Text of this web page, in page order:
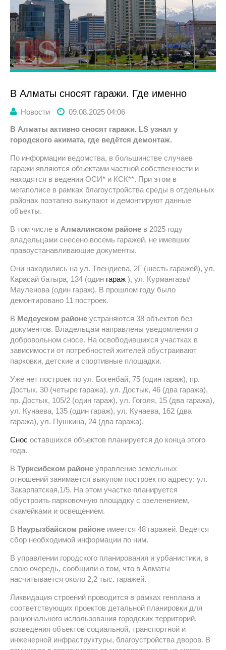
В Алматы сносят гаражи. Где именно
Новости
09.08.2025 04:06
В Алматы активно сносят гаражи. LS узнал у
городского акимата, где ведётся демонтаж.
По информации ведомства, в большинстве случаев
гаражи являются объектами частной собственности и
находятся в ведении ОСИ* и КСК**. При этом в
мегаполисе в рамках благоустройства среды в отдельных
районах поэтапно выкупают и демонтируют данные
объекты.
В том числе в Алмалинском районе в 2025 году
владельцами снесено восемь гаражей, не имевших
правоустанавливающие документы.
Они находились на ул. Тлендиева, 2Г (шесть гаражей), ул.
Карасай батыра, 134 (один гараж ), ул. Курмангазы/
Мауленова (один гараж). В прошлом году было
демонтировано 11 построек.
В Медеуском районе устраняются 38 объектов без
документов. Владельцам направлены уведомления о
добровольном сносе. На освободившихся участках в
зависимости от потребностей жителей обустраивают
парковки, детские и спортивные площадки.
Уже нет построек по ул. Богенбай, 75 (один гараж), пр.
Достык, 30 (четыре гаража), ул. Достык, 46 (два гаража),
пр. Достык, 105/2 (один гараж), ул. Гоголя, 15 (два гаража),
ул. Кунаева, 135 (один гараж), ул. Кунаева, 162 (два
гаража), ул. Пушкина, 24 (два гаража).
Снос оставшихся объектов планируется до конца этого
года.
В Турксибском районе управление земельных
отношений занимается выкупом построек по адресу: ул.
Закарпатская,1/5. На этом участке планируется
обустроить парковочную площадку с озеленением,
скамейками и освещением.
В Наурызбайском районе имеется 48 гаражей. Ведётся
сбор необходимой информации по ним.
В управлении городского планирования и урбанистики, в
свою очередь, сообщили о том, что в Алматы
насчитывается около 2,2 тыс. гаражей.
Ликвидация строений проводится в рамках генплана и
соответствующих проектов детальной планировки для
рационального использования городских территорий,
возведения объектов социальной, транспортной и
инженерной инфраструктуры, благоустройства дворов. В